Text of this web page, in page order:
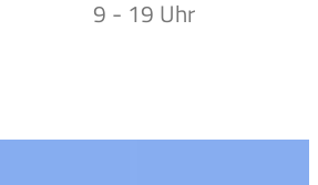
9 - 19 Uhr